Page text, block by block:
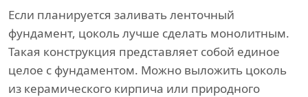
Если планируется заливать ленточный
фундамент, цоколь лучше сделать монолитным.
Такая конструкция представляет собой единое
целое с фундаментом. Можно выложить цоколь
из керамического кирпича или природного